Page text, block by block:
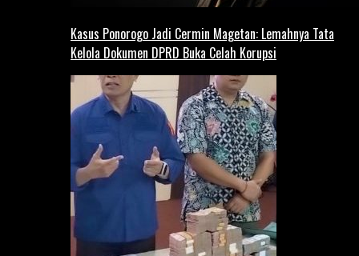
Kasus Ponorogo Jadi Cermin Magetan: Lemahnya Tata
Kelola Dokumen DPRD Buka Celah Korupsi